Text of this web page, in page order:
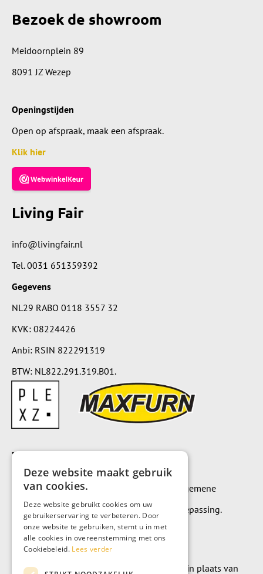
Bezoek de showroom
Meidoornplein 89
8091 JZ Wezep
Openingstijden
Open op afspraak, maak een afspraak.
Klik hier
Living Fair
info@livingfair.nl
Tel.0031 651359392
Gegevens
NL29 RABO 0118 3557 32
KVK: 08224426
Anbi: RSIN 822291319
BTW: NL822.291.319.B01.
Voorwaarden
Op alle leveringen en diensten zijn onze algemene
leverings- en betalingsvoorwaarden van toepassing.
Algemene voorwaarden
Wilt u geld doneren? Dat kan uiteraard ook in plaats van
Deze website maakt gebruik
van cookies.
Deze website gebruikt cookies om uw
gebruikerservaring te verbeteren. Door
onze website te gebruiken, stemt u in met
alle cookies in overeenstemming met ons
Cookiebeleid. Lees verder